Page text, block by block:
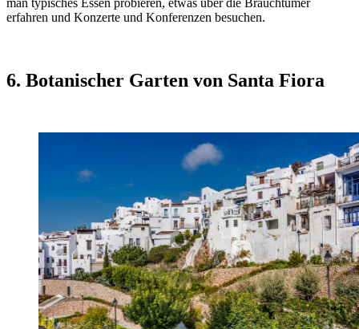
erfahren und Konzerte und Konferenzen besuchen.
6. Botanischer Garten von Santa Fiora